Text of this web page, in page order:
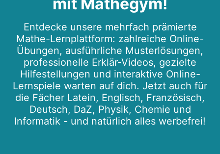
Entdecke unsere mehrfach prämierte
Mathe-Lernplattform: zahlreiche Online-
Übungen, ausführliche Musterlösungen,
professionelle Erklär-Videos, gezielte
Hilfestellungen und interaktive Online-
Lernspiele warten auf dich. Jetzt auch für
die Fächer Latein, Englisch, Französisch,
Deutsch, DaZ, Physik, Chemie und
Informatik - und natürlich alles werbefrei!